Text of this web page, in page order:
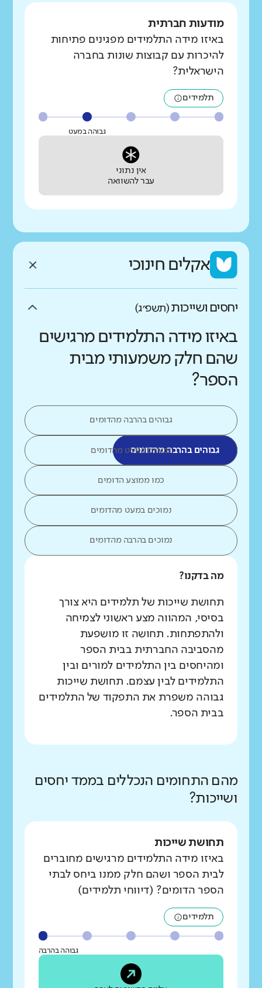
מודעות חברתית
באיזו מידה התלמידים מפגינים פתיחות
להיכרות עם קבוצות שונות בחברה
הישראלית?
תלמידים
גבוהה במעט
אין נתוני
עבר להשוואה
אקלים חינוכי
יחסים ושייכות(תשפ״ג)
באיזו מידה התלמידים מרגישים
שהם חלק משמעותי מבית
הספר?
גבוהים בהרבה מהדומים
גבוהים בהרבה מהדומיםגבוהים במעט מהדומים
כמו ממוצע הדומים
נמוכים במעט מהדומים
נמוכים בהרבה מהדומים
מה בדקנו?
תחושת שייכות של תלמידים היא צורך
בסיסי, המהווה מצע ראשוני לצמיחה
ולהתפתחות. תחושה זו מושפעת
מהסביבה החברתית בבית הספר
ומהיחסים בין התלמידים למורים ובין
התלמידים לבין עצמם. תחושת שייכות
גבוהה משפרת את התפקוד של התלמידים
בבית הספר.
מהם התחומים הנכללים בממד יחסים
ושייכות?
תחושת שייכות
באיזו מידה התלמידים מרגישים מחוברים
לבית הספר ושהם חלק ממנו ביחס לבתי
הספר הדומים? (דיווחי תלמידים)
תלמידים
גבוהה בהרבה